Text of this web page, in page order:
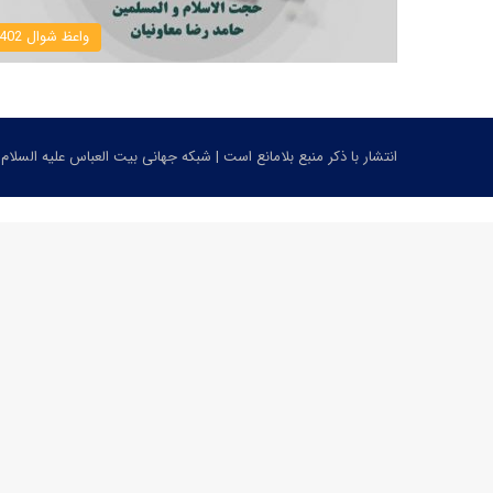
واعظ شوال 1402
انتشار با ذکر منبع بلامانع است | شبکه جهانی بیت العباس علیه السلام